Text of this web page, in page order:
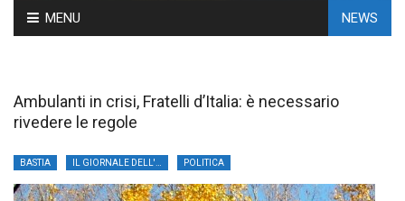
Skip
to
MENU NEWS
Ambulanti in crisi, Fratelli d’Italia: è necessario
rivedere le regole
BASTIA POLITICA